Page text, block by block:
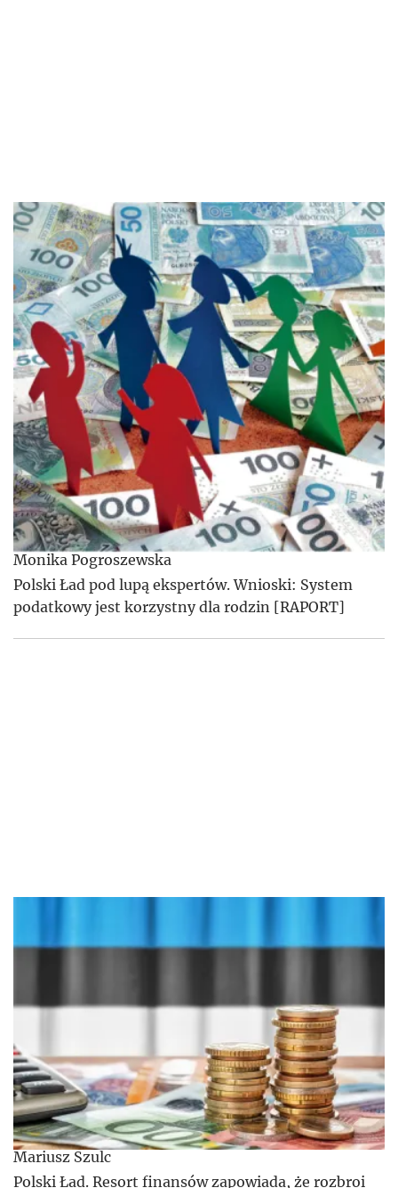
Monika Pogroszewska
Polski Ład pod lupą ekspertów. Wnioski: System
podatkowy jest korzystny dla rodzin [RAPORT]
Mariusz Szulc
Polski Ład. Resort finansów zapowiada, że rozbroi